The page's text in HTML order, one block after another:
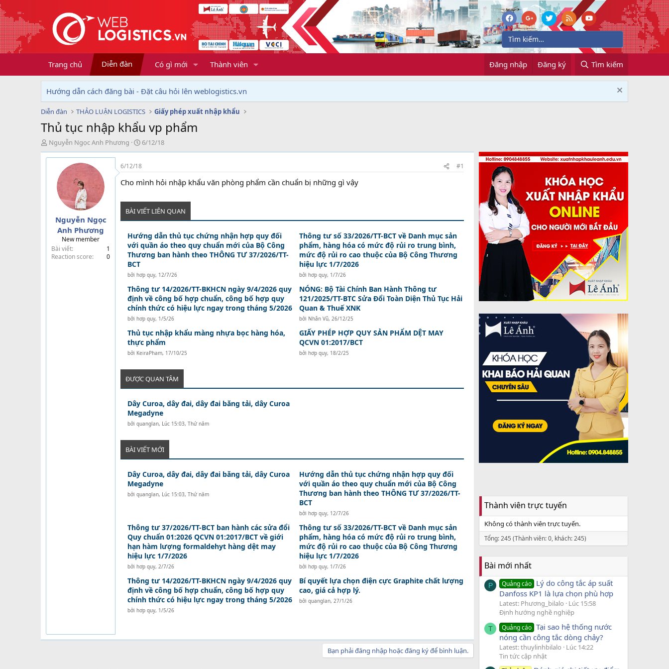
Trang chủ Diễn đàn Có gì mới Thành viên Đăng nhập Đăng ký Tìm kiếm
Hướng dẫn cách đăng bài - Đặt câu hỏi lên weblogistics.vn
Diễn đàn THẢO LUẬN LOGISTICS Giấy phép xuất nhập khẩu
Thủ tục nhập khẩu vp phẩm
T
h
r
Nguyễn Ngọc Anh Phương
N
g
y
g
ử
6/12/18
Nguyễn Ngọc
Anh Phương
New member
Bài viết
1
Reaction score
0
6/12/18 #1
Cho mình hỏi nhập khẩu văn phòng phẩm cần chuẩn bị những gì vậy
BÀI VIẾT LIÊN QUAN
Hướng dẫn thủ tục chứng nhận hợp quy đối
với quần áo theo quy chuẩn mới của Bộ Công
Thương ban hành theo THÔNG TƯ 37/2026/TT-
BCT
bởi hơp quy, 12/7/26
Thông tư số 33/2026/TT-BCT về Danh mục sản
phẩm, hàng hóa có mức độ rủi ro trung bình,
mức độ rủi ro cao thuộc của Bộ Công Thương
hiệu lực 1/7/2026
bởi hơp quy, 1/7/26
Thông tư 14/2026/TT-BKHCN ngày 9/4/2026 quy
định về công bố hợp chuẩn, công bố hợp quy
chính thức có hiệu lực ngay trong tháng 5/2026
bởi hơp quy, 1/5/26
NÓNG: Bộ Tài Chính Ban Hành Thông tư
121/2025/TT-BTC Sửa Đổi Toàn Diện Thủ Tục Hải
Quan & Thuế XNK
bởi Nhân Vũ, 26/12/25
Thủ tục nhập khẩu màng nhựa bọc hàng hóa,
thực phẩm
bởi KeiraPham, 17/10/25
GIẤY PHÉP HỢP QUY SẢN PHẨM DỆT MAY
QCVN 01:2017/BCT
bởi hơp quy, 18/2/25
ĐƯỢC QUAN TÂM
Dây Curoa, dây đai, dây đai băng tải, dây Curoa
Megadyne
bởi quanglan, Lúc 15:03, Thứ năm
BÀI VIẾT MỚI
Dây Curoa, dây đai, dây đai băng tải, dây Curoa
Megadyne
bởi quanglan, Lúc 15:03, Thứ năm
Hướng dẫn thủ tục chứng nhận hợp quy đối
với quần áo theo quy chuẩn mới của Bộ Công
Thương ban hành theo THÔNG TƯ 37/2026/TT-
BCT
bởi hơp quy, 12/7/26
Thông tư 37/2026/TT-BCT ban hành các sửa đổi
Quy chuẩn 01:2026 QCVN 01:2017/BCT về giới
hạn hàm lượng formaldehyt hàng dệt may
hiệu lực 1/7/2026
bởi hơp quy, 2/7/26
Thông tư số 33/2026/TT-BCT về Danh mục sản
phẩm, hàng hóa có mức độ rủi ro trung bình,
mức độ rủi ro cao thuộc của Bộ Công Thương
hiệu lực 1/7/2026
bởi hơp quy, 1/7/26
Thông tư 14/2026/TT-BKHCN ngày 9/4/2026 quy
định về công bố hợp chuẩn, công bố hợp quy
chính thức có hiệu lực ngay trong tháng 5/2026
bởi hơp quy, 1/5/26
Bí quyết lựa chọn điện cực Graphite chất lượng
cao, giá cả hợp lý.
bởi quanglan, 27/1/26
Bạn phải đăng nhập hoặc đăng ký để bình luận.
Thành viên trực tuyến
Không có thành viên trực tuyến.
Tổng: 245 (Thành viên: 0, khách: 245)
Bài mới nhất
P Quảng cáo Lý do công tắc áp suất
Danfoss KP1 là lựa chọn phù hợp
Latest: Phương_bilalo
Lúc 15:58
Định hướng nghề nghiệp
T Quảng cáo Tại sao hệ thống nước
nóng cần công tắc dòng chảy?
Latest: thuylinhbilalo
Lúc 14:22
Tin tức cập nhật